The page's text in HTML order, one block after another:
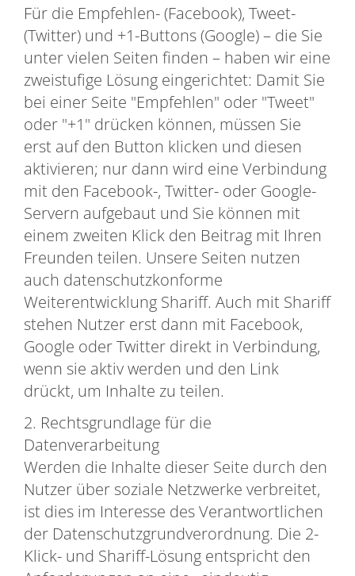
Für die Empfehlen- (Facebook), Tweet-
(Twitter) und +1-Buttons (Google) – die Sie
unter vielen Seiten finden – haben wir eine
zweistufige Lösung eingerichtet: Damit Sie
bei einer Seite "Empfehlen" oder "Tweet"
oder "+1" drücken können, müssen Sie
erst auf den Button klicken und diesen
aktivieren; nur dann wird eine Verbindung
mit den Facebook-, Twitter- oder Google-
Servern aufgebaut und Sie können mit
einem zweiten Klick den Beitrag mit Ihren
Freunden teilen. Unsere Seiten nutzen
auch datenschutzkonforme
Weiterentwicklung Shariff. Auch mit Shariff
stehen Nutzer erst dann mit Facebook,
Google oder Twitter direkt in Verbindung,
wenn sie aktiv werden und den Link
drückt, um Inhalte zu teilen.
2. Rechtsgrundlage für die
Datenverarbeitung
Werden die Inhalte dieser Seite durch den
Nutzer über soziale Netzwerke verbreitet,
ist dies im Interesse des Verantwortlichen
der Datenschutzgrundverordnung. Die 2-
Klick- und Shariff-Lösung entspricht den